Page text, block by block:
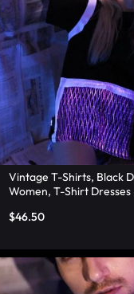
Vintage T-Shirts, Black
Women, T-Shirt
$46.50